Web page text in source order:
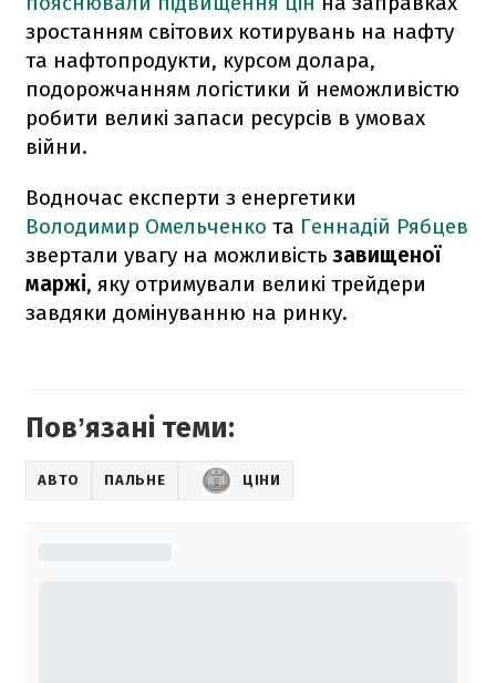
зростанням світових котирувань на нафту
та нафтопродукти, курсом долара,
подорожчанням логістики й неможливістю
робити великі запаси ресурсів в умовах
війни.
Водночас експерти з енергетики
Володимир Омельченко та Геннадій Рябцев
звертали увагу на можливістьзавищеної
маржі, яку отримували великі трейдери
завдяки домінуванню на ринку.
Повʼязані теми:
АВТО ПАЛЬНЕ ЦІНИ